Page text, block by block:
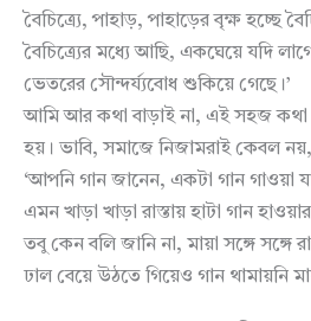
বৈচিত্র্যে, পাহাড়, পাহাড়ের বৃক্ষ হচ্ছে
বৈচিত্র্যের মধ্যে আছি, একঘেয়ে যদি
ভেতরের সৌন্দর্য্যবোধ শুকিয়ে গেছে।’
আমি আর কথা বাড়াই না, এই সহজ কথা
হয়। ভাবি, সমাজে নিজামরাই কেবল
‘আপনি গান জানেন, একটা গান গাওয়া
এমন খাড়া খাড়া রাস্তায় হাটা গান
তবু কেন বলি জানি না, মায়া সঙ্গে সঙ্গে
ঢাল বেয়ে উঠতে গিয়েও গান থামায়নি